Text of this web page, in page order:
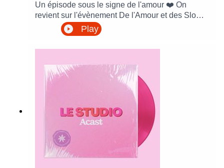
Un épisode sous le signe de l'amour ❤️ On
revient sur l'évènement De l'Amour et des Slows
de Lisa-Margaux Omri et Elsa Bernard du
fabuleux podcast De l'Amour et du Seum, On
parle d'un épisode poignant du podcast EX...
finit en beauté avec des charades 100% podcast
Play